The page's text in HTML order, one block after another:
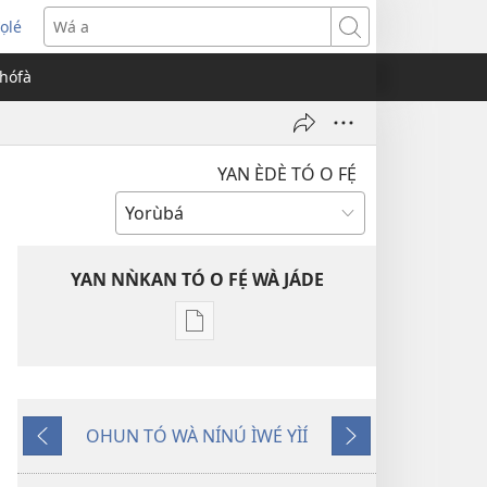
Wá
a
YAN ÈDÈ TÓ O FẸ́
YAN NǸKAN TÓ O FẸ́ WÀ JÁDE
Bó
wa
Pa
Dà
OHUN TÓ WÀ NÍNÚ ÌWÉ YÌÍ
Èyí
Tó